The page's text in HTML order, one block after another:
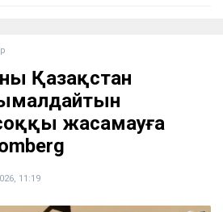
Қазақстан
жасамауға
11:19